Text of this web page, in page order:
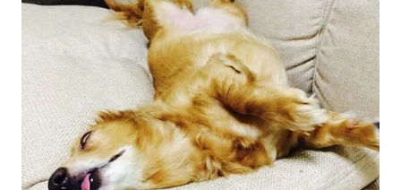
MADURA
WN
SURABAYA
WN
NATUNA